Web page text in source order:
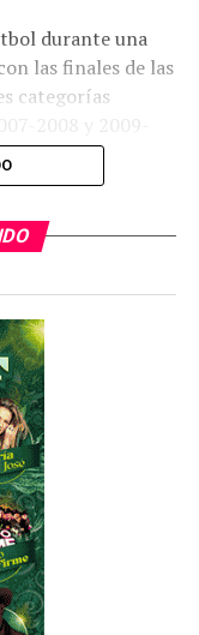
durante una
las finales de las
categorías
el verdadero
la ronda
ser observados
invitados a
realizado en
el Centro de
del club
Básicas en
los jugadores